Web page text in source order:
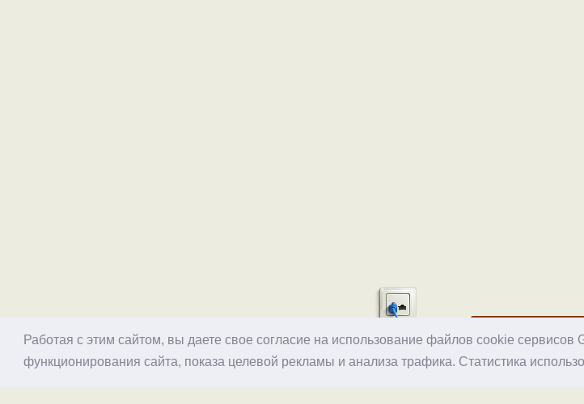
Работая с этим сайтом, вы даете свое согласие на использование файлов cookie
функционирования сайта, показа целевой рекламы и анализа трафика. Статистика
© 1998–2026 Alex Exler